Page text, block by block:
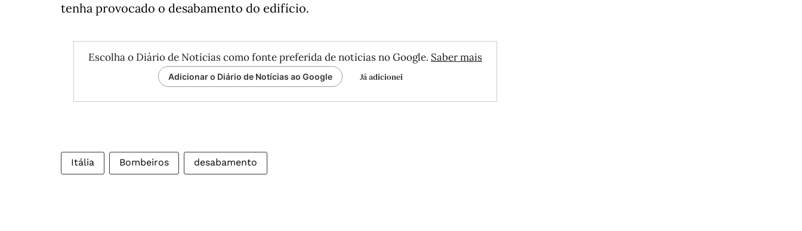
tenha provocado o desabamento do edifício.
Escolha o Diário de Notícias como fonte preferida de notícias no Google. Saber mais
Adicionar o Diário de Notícias ao Google Já adicionei
Itália Bombeiros desabamento